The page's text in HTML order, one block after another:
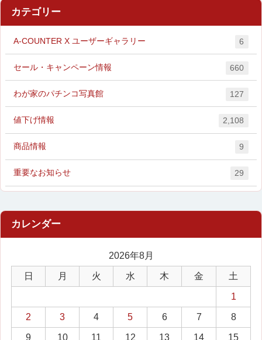
カテゴリー
A-COUNTER X ユーザーギャラリー 6
セール・キャンペーン情報 660
わが家のパチンコ写真館 127
値下げ情報 2,108
商品情報 9
重要なお知らせ 29
2026年8月
日 月 火 水 木 金 土
1
2 3 4 5 6 7 8
9 10 11 12 13 14 15